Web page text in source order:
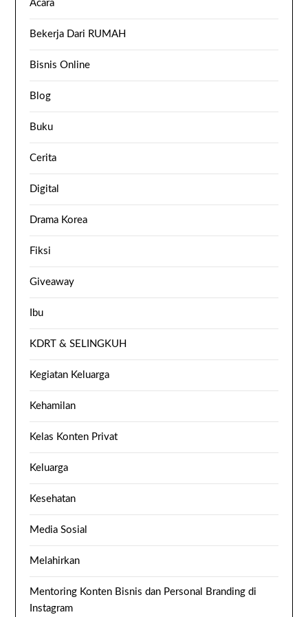
Acara
Bekerja Dari RUMAH
Bisnis Online
Blog
Buku
Cerita
Digital
Drama Korea
Fiksi
Giveaway
Ibu
KDRT & SELINGKUH
Kegiatan Keluarga
Kehamilan
Kelas Konten Privat
Keluarga
Kesehatan
Media Sosial
Melahirkan
Mentoring Konten Bisnis dan Personal Branding di
Instagram